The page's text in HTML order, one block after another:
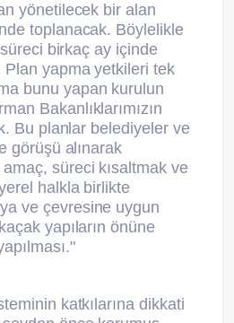
yönetilecek bir alan
toplanacak. Böylelikle
birkaç ay içinde
Plan yapma yetkileri tek
bunu yapan kurulun
Bakanlıklarımızın
Bu planlar belediyeler ve
görüşü alınarak
süreci kısaltmak ve
halkla birlikte
ve çevresine uygun
yapıların önüne
katkılarına dikkati